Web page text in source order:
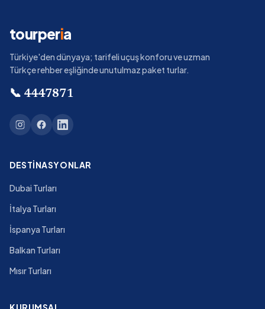
tourperia
Türkiye'den dünyaya; tarifeli uçuş konforu ve uzman
Türkçe rehber eşliğinde unutulmaz paket turlar.
📞 4447871
DESTINASYONLAR
Dubai Turları
İtalya Turları
İspanya Turları
Balkan Turları
Mısır Turları